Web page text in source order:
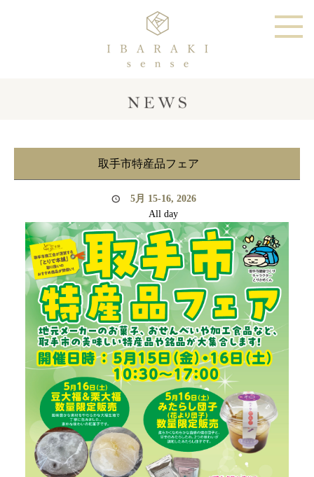
取手市特産品フェア
5月 15-16, 2026
All day